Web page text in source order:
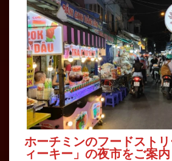
ホーチミンのフードスト
ィーキー」の夜市をご案内